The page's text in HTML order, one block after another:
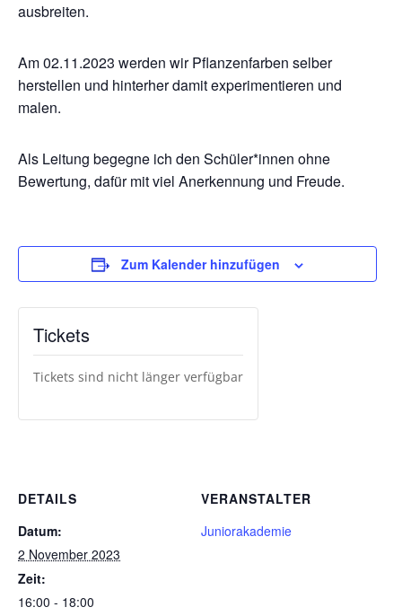
ausbreiten.
Am 02.11.2023 werden wir Pflanzenfarben selber
herstellen und hinterher damit experimentieren und
malen.
Als Leitung begegne ich den Schüler*innen ohne
Bewertung, dafür mit viel Anerkennung und Freude.
Zum Kalender hinzufügen
DETAILS
Datum:
2 November 2023
Zeit:
16:00 - 18:00
VERANSTALTER
Juniorakademie
Tickets
Tickets sind nicht länger verfügbar